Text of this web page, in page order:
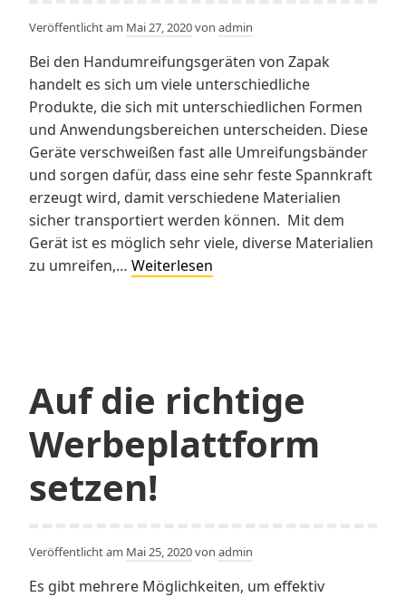
Veröffentlicht am Mai 27, 2020von admin
Bei den Handumreifungsgeräten von Zapak
handelt es sich um viele unterschiedliche
Produkte, die sich mit unterschiedlichen Formen
und Anwendungsbereichen unterscheiden. Diese
Geräte verschweißen fast alle Umreifungsbänder
und sorgen dafür, dass eine sehr feste Spannkraft
erzeugt wird, damit verschiedene Materialien
sicher transportiert werden können. Mit dem
Gerät ist es möglich sehr viele, diverse Materialien
zu umreifen,… Weiterlesen
Auf die richtige
Werbeplattform
setzen!
Veröffentlicht am Mai 25, 2020von admin
Es gibt mehrere Möglichkeiten, um effektiv